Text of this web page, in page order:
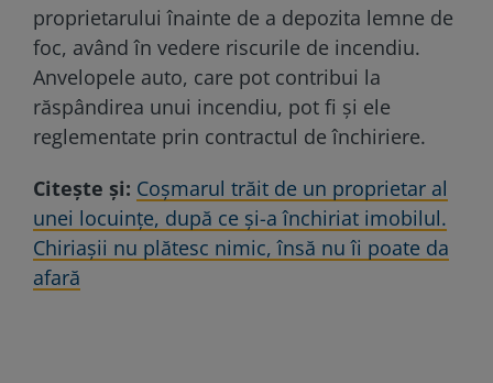
proprietarului înainte de a depozita lemne de
foc, având în vedere riscurile de incendiu.
Anvelopele auto, care pot contribui la
răspândirea unui incendiu, pot fi și ele
reglementate prin contractul de închiriere.
Citește și: Coșmarul trăit de un proprietar al
unei locuințe, după ce și-a închiriat imobilul.
Chiriașii nu plătesc nimic, însă nu îi poate da
afară